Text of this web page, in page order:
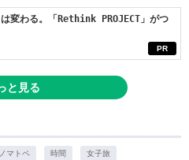
PR
変わる。「Rethink PROJECT」がつ
と見る
マトペ 時間 女子旅